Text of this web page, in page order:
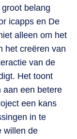
belang
icapps en De
alleen om het
het creëren van
van de
Het toont
aan een betere
een kans
in te
willen de